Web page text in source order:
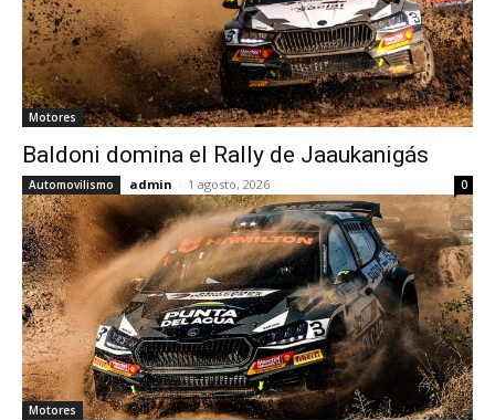
Motores
Baldoni domina el Rally de Jaaukanigás
Automovilismo admin - 1 agosto, 2026 0
Motores